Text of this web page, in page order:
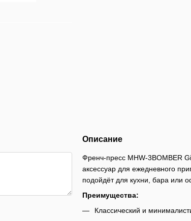
Описание
Френч-пресс MHW-3BOMBER
аксессуар для ежедневного
подойдёт для кухни, бара или
Преимущества:
Классический и